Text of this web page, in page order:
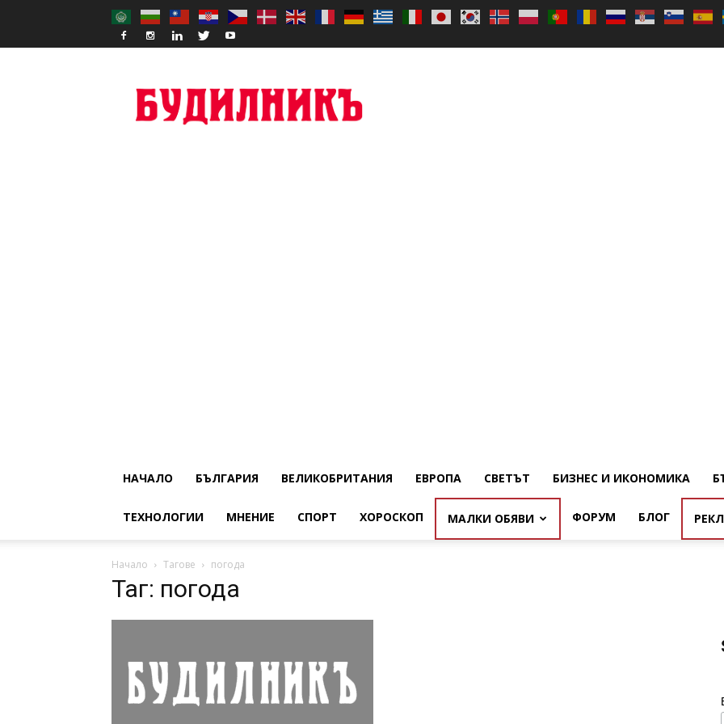
НАЧАЛО БЪЛГАРИЯ ВЕЛИКОБРИТАНИЯ ЕВРОПА СВЕТЪТ БИЗНЕС И ИКОНОМИКА
ТЕХНОЛОГИИ МНЕНИЕ СПОРТ ХОРОСКОП МАЛКИ ОБЯВИ ФОРУМ БЛОГ
Начало Тагове погода
Таг: погода